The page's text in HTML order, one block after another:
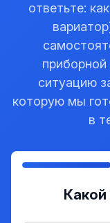
ответьте:
ситуацию
которую мы
в